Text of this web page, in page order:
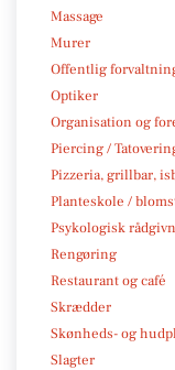
Massage
Murer
Offentlig
Optiker
Organisation og
Piercing /
Pizzeria, grillbar,
Planteskole /
Psykologisk
Rengøring
Restaurant og café
Skrædder
Skønheds- og
Slagter